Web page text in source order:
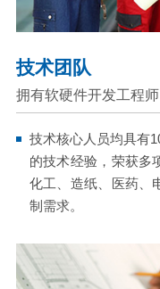
技术团队
拥有软硬件开发工程
技术核心人员均具有
的技术经验，荣获多
化工、造纸、医药、
制需求。